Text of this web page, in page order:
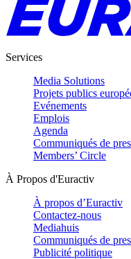
Services
Media Solutions
Projets publics
Evénements
Emplois
Agenda
Communiqués de
Members’ Circle
À Propos d'Euractiv
À propos d’Euractiv
Contactez-nous
Mediahuis
Communiqués de
Publicité politique